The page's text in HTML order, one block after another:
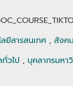
ลยีสารสนเทศ , สังค
วไป , บุคลากรมหา